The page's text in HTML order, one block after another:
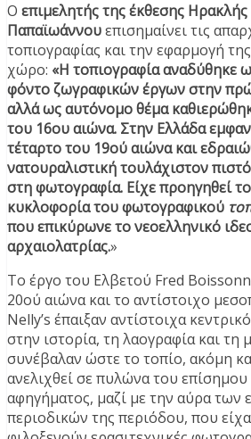
Ο επιμελητής της έκθεσης Ηρακλής
Παπαϊωάννουεπισημαίνει τις
τοπιογραφίας και την εφαρμογή
χώρο: «Η τοπιογραφία αναδύθηκε
φόντο ζωγραφικών έργων στην
αλλά ως αυτόνομο θέμα
του 16ου αιώνα. Στην Ελλάδα
τέταρτο του 19ού αιώνα και
νατουραλιστική τουλάχιστον
στη φωτογραφία. Είχε προηγηθεί
κυκλοφορία του φωτογραφικού
που επικύρωνε το νεοελληνικό
αρχαιολατρίας.»
Το έργο του Ελβετού Fred
20ού αιώνα και το αντίστοιχο
Nelly’s έπαιξαν αντίστοιχα
στην ιστορία, τη λαογραφία και τη
συνέβαλαν ώστε το τοπίο, ακόμη
ανελιχθεί σε πυλώνα του επίσημου
αφηγήματος, μαζί με την αύρα των
περιοδικών της περιόδου, που